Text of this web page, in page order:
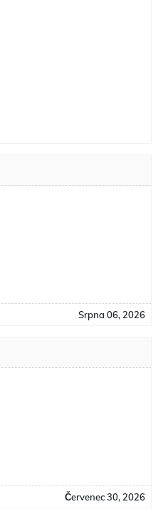
Srpna 06, 2026
Červenec 30, 2026